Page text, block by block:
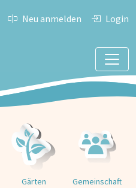
Neu anmelden Login
Gärten Gemeinschaft